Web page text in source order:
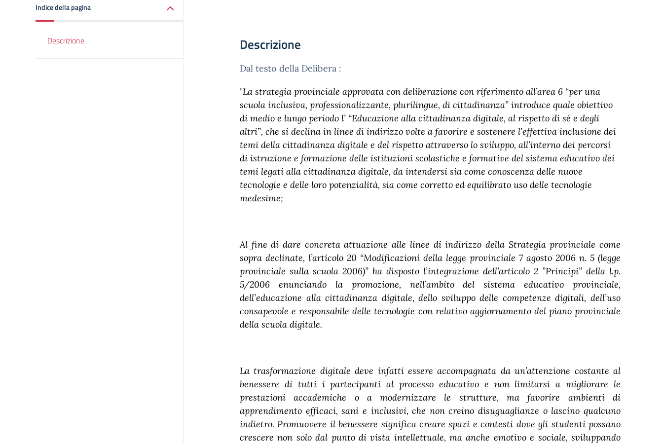
Indice della pagina
Descrizione Descrizione
Dal testo della Delibera :
"La strategia provinciale approvata con deliberazione con riferimento all’area 6 “per una
scuola inclusiva, professionalizzante, plurilingue, di cittadinanza” introduce quale obiettivo
di medio e lungo periodo l’ “Educazione alla cittadinanza digitale, al rispetto di sé e degli
altri”, che si declina in linee di indirizzo volte a favorire e sostenere l’effettiva inclusione dei
temi della cittadinanza digitale e del rispetto attraverso lo sviluppo, all’interno dei percorsi
di istruzione e formazione delle istituzioni scolastiche e formative del sistema educativo dei
temi legati alla cittadinanza digitale, da intendersi sia come conoscenza delle nuove
tecnologie e delle loro potenzialità, sia come corretto ed equilibrato uso delle tecnologie
medesime;
Al fine di dare concreta attuazione alle linee di indirizzo della Strategia provinciale come
sopra declinate, l’articolo 20 “Modificazioni della legge provinciale 7 agosto 2006 n. 5 (legge
provinciale sulla scuola 2006)” ha disposto l’integrazione dell’articolo 2 ”Principi” della l.p.
5/2006 enunciando la promozione, nell’ambito del sistema educativo provinciale,
dell’educazione alla cittadinanza digitale, dello sviluppo delle competenze digitali, dell’uso
consapevole e responsabile delle tecnologie con relativo aggiornamento del piano provinciale
della scuola digitale.
La trasformazione digitale deve infatti essere accompagnata da un’attenzione costante al
benessere di tutti i partecipanti al processo educativo e non limitarsi a migliorare le
prestazioni accademiche o a modernizzare le strutture, ma favorire ambienti di
apprendimento efficaci, sani e inclusivi, che non creino disuguaglianze o lascino qualcuno
indietro. Promuovere il benessere significa creare spazi e contesti dove gli studenti possano
crescere non solo dal punto di vista intellettuale, ma anche emotivo e sociale, sviluppando